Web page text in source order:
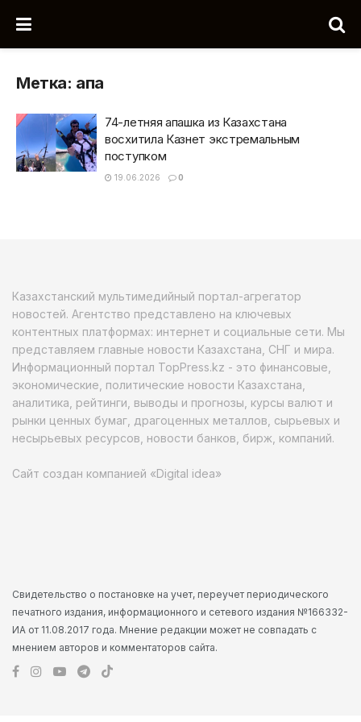
Метка: апа
74-летняя апашка из Казахстана
восхитила Казнет экстремальным
поступком
19.06.2026 0
Казахстанский мультимедийный портал-агрегатор
новостей. Агентство представлено на ключевых
контентных платформах: интернет и социальные сети. Мы
представляем главные новости Казахстана, СНГ и мира.
Информационный портал TopPress.kz - это финансовые,
экономические, политические новости Казахстана,
аналитика, рейтинги, выводы и прогнозы, курсы валют и
рынки ценных бумаг, драгоценных металлов, сырьевых и
несырьевых ресурсов, новости банков, бирж, компаний.
Сайт создан компанией «Digital idea»
Свидетельство о постановке на учет, переучет периодического
печатного издания, информационного и сетевого издания №166332-
ИА от 11.08.2017 года. Мнение редакции может не совпадать с
мнением авторов и комментаторов сайта.